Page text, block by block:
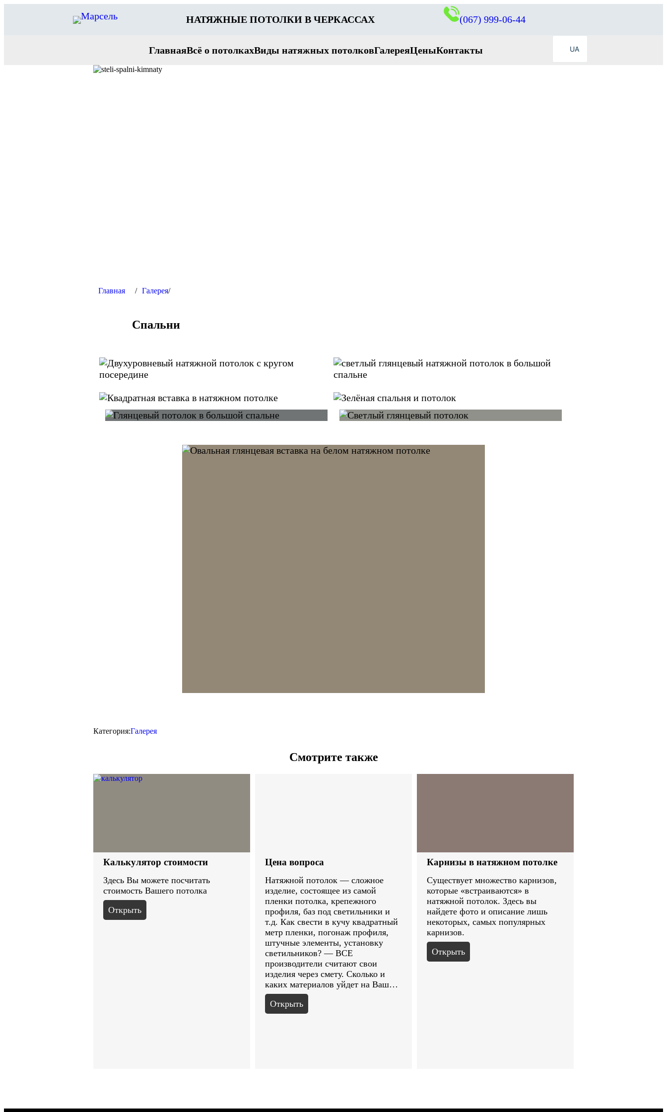
НАТЯЖНЫЕ ПОТОЛКИ В ЧЕРКАССАХ (067) 999-06-44
ГлавнаяВсё о потолкахВиды натяжных потолковГалереяЦеныКонтакты UA
Главная / Галерея/
Спальни
Категория:Галерея
Смотрите также
Калькулятор стоимости
Здесь Вы можете посчитать
стоимость Вашего потолка
Открыть
Цена вопроса
Натяжной потолок — сложное
изделие, состоящее из самой
пленки потолка, крепежного
профиля, баз под светильники и
т.д. Как свести в кучу квадратный
метр пленки, погонаж профиля,
штучные элементы, установку
светильников? — ВСЕ
производители считают свои
изделия через смету. Сколько и
каких материалов уйдет на Ваш…
Открыть
Карнизы в натяжном потолке
Существует множество карнизов,
которые «встраиваются» в
натяжной потолок. Здесь вы
найдете фото и описание лишь
некоторых, самых популярных
карнизов.
Открыть